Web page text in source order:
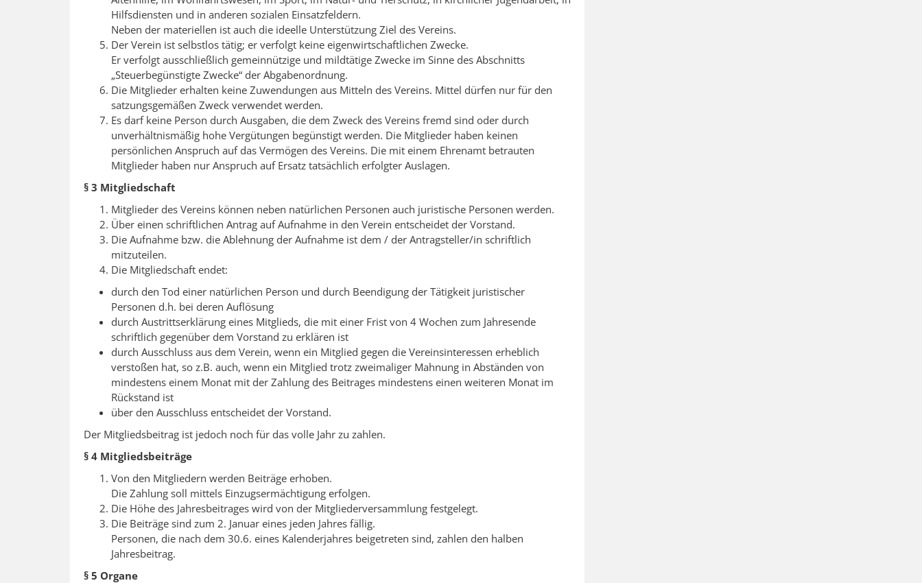
Hilfsdiensten und in anderen sozialen Einsatzfeldern.
Neben der materiellen ist auch die ideelle Unterstützung Ziel des Vereins.
Der Verein ist selbstlos tätig; er verfolgt keine eigenwirtschaftlichen Zwecke.
Er verfolgt ausschließlich gemeinnützige und mildtätige Zwecke im Sinne des Abschnitts
„Steuerbegünstigte Zwecke“ der Abgabenordnung.
Die Mitglieder erhalten keine Zuwendungen aus Mitteln des Vereins. Mittel dürfen nur für den
satzungsgemäßen Zweck verwendet werden.
Es darf keine Person durch Ausgaben, die dem Zweck des Vereins fremd sind oder durch
unverhältnismäßig hohe Vergütungen begünstigt werden. Die Mitglieder haben keinen
persönlichen Anspruch auf das Vermögen des Vereins. Die mit einem Ehrenamt betrauten
Mitglieder haben nur Anspruch auf Ersatz tatsächlich erfolgter Auslagen.
§ 3 Mitgliedschaft
Mitglieder des Vereins können neben natürlichen Personen auch juristische Personen werden.
Über einen schriftlichen Antrag auf Aufnahme in den Verein entscheidet der Vorstand.
Die Aufnahme bzw. die Ablehnung der Aufnahme ist dem / der Antragsteller/in schriftlich
mitzuteilen.
Die Mitgliedschaft endet:
durch den Tod einer natürlichen Person und durch Beendigung der Tätigkeit juristischer
Personen d.h. bei deren Auflösung
durch Austrittserklärung eines Mitglieds, die mit einer Frist von 4 Wochen zum Jahresende
schriftlich gegenüber dem Vorstand zu erklären ist
durch Ausschluss aus dem Verein, wenn ein Mitglied gegen die Vereinsinteressen erheblich
verstoßen hat, so z.B. auch, wenn ein Mitglied trotz zweimaliger Mahnung in Abständen von
mindestens einem Monat mit der Zahlung des Beitrages mindestens einen weiteren Monat im
Rückstand ist
über den Ausschluss entscheidet der Vorstand.
Der Mitgliedsbeitrag ist jedoch noch für das volle Jahr zu zahlen.
§ 4 Mitgliedsbeiträge
Von den Mitgliedern werden Beiträge erhoben.
Die Zahlung soll mittels Einzugsermächtigung erfolgen.
Die Höhe des Jahresbeitrages wird von der Mitgliederversammlung festgelegt.
Die Beiträge sind zum 2. Januar eines jeden Jahres fällig.
Personen, die nach dem 30.6. eines Kalenderjahres beigetreten sind, zahlen den halben
Jahresbeitrag.
§ 5 Organe